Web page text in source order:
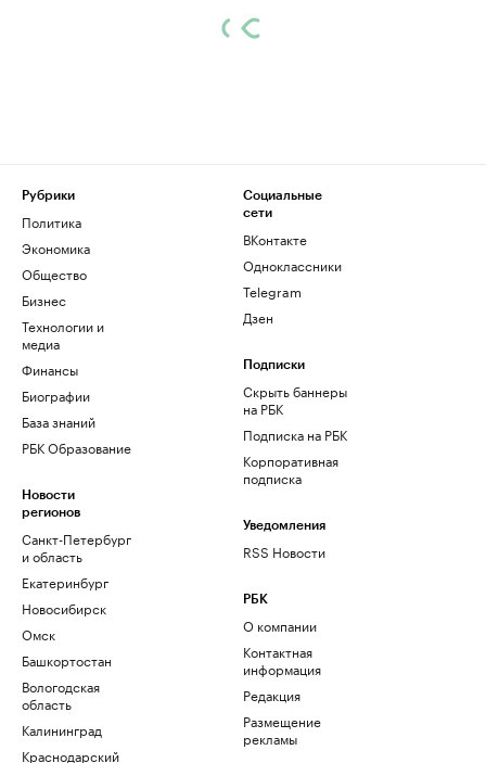
Рубрики
Политика
Экономика
Общество
Бизнес
Технологии и
медиа
Финансы
Биографии
База знаний
РБК Образование
Новости
регионов
Санкт-Петербург
и область
Екатеринбург
Новосибирск
Омск
Башкортостан
Вологодская
область
Калининград
Краснодарский
Социальные
сети
ВКонтакте
Одноклассники
Telegram
Дзен
Подписки
Скрыть баннеры
на РБК
Подписка на РБК
Корпоративная
подписка
Уведомления
RSS Новости
РБК
О компании
Контактная
информация
Редакция
Размещение
рекламы